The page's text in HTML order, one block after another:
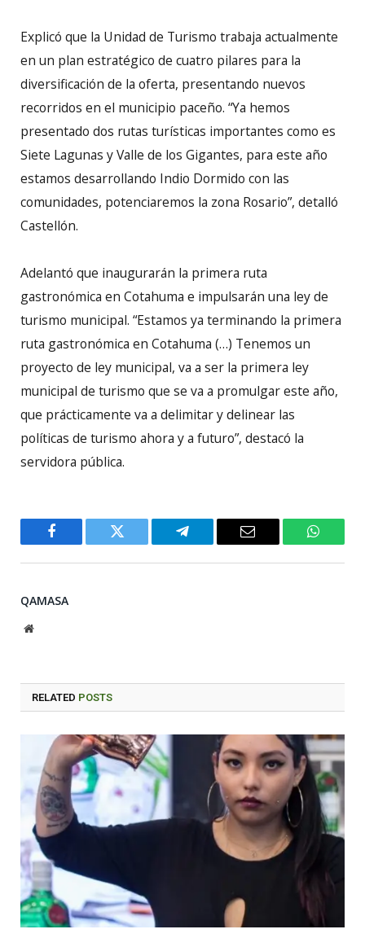
Explicó que la Unidad de Turismo trabaja actualmente
en un plan estratégico de cuatro pilares para la
diversificación de la oferta, presentando nuevos
recorridos en el municipio paceño. “Ya hemos
presentado dos rutas turísticas importantes como es
Siete Lagunas y Valle de los Gigantes, para este año
estamos desarrollando Indio Dormido con las
comunidades, potenciaremos la zona Rosario”, detalló
Castellón.
Adelantó que inaugurarán la primera ruta
gastronómica en Cotahuma e impulsarán una ley de
turismo municipal. “Estamos ya terminando la primera
ruta gastronómica en Cotahuma (…) Tenemos un
proyecto de ley municipal, va a ser la primera ley
municipal de turismo que se va a promulgar este año,
que prácticamente va a delimitar y delinear las
políticas de turismo ahora y a futuro”, destacó la
servidora pública.
Facebook Twitter Telegram Email
QAMASA
Website
RELATED POSTS